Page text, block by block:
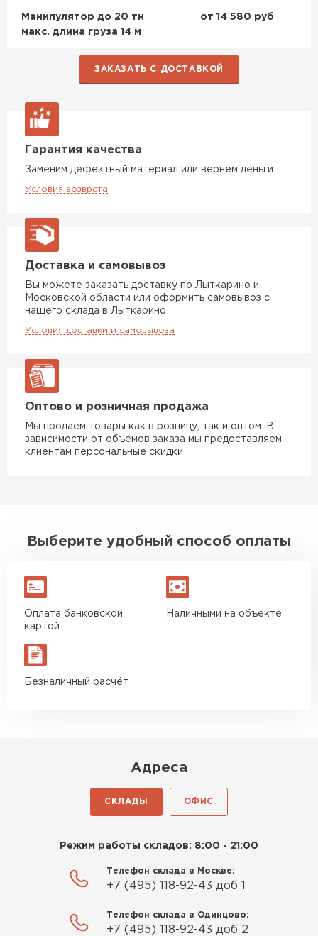
Манипулятор до 20 тн
макс. длина груза 14 м
от 14 580 руб
ЗАКАЗАТЬ С ДОСТАВКОЙ
Гарантия качества
Заменим дефектный материал или вернём деньги
Условия возврата
Доставка и самовывоз
Вы можете заказать доставку по Лыткарино и
Московской области или оформить самовывоз с
нашего склада в Лыткарино
Условия доставки и самовывоза
Оптово и розничная продажа
Мы продаем товары как в розницу, так и оптом. В
зависимости от объемов заказа мы предоставляем
клиентам персональные скидки
Выберите удобный способ оплаты
Оплата банковской
картой
Наличными на объекте
Безналичный расчёт
Адреса
СКЛАДЫ ОФИС
Режим работы складов: 8:00 - 21:00
Телефон склада в Москве:
+7 (495) 118-92-43 доб 1
Телефон склада в Одинцово:
+7 (495) 118-92-43 доб 2
ПЕРЕЙТИ
Утеплитель Paroc
Утеплитель Penoplex
ПЕРЕЙТИ
Утеплитель Технониколь
ПЕРЕЙТИ
ПЕРЕЙТИ
ПЕРЕЙТИ
Сэндвич-панели
ПЕРЕЙТИ
Утеплитель Baswool